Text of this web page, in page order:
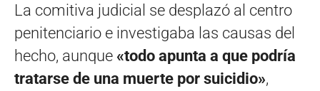
La comitiva judicial se desplazó al centro
penitenciario e investigaba las causas del
hecho, aunque «todo apunta a que podría
tratarse de una muerte por suicidio»,